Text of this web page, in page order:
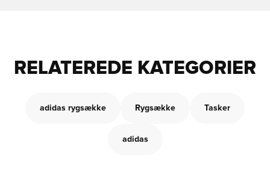
RELATEREDE KATEGORIER
adidas rygsække Rygsække Tasker
adidas